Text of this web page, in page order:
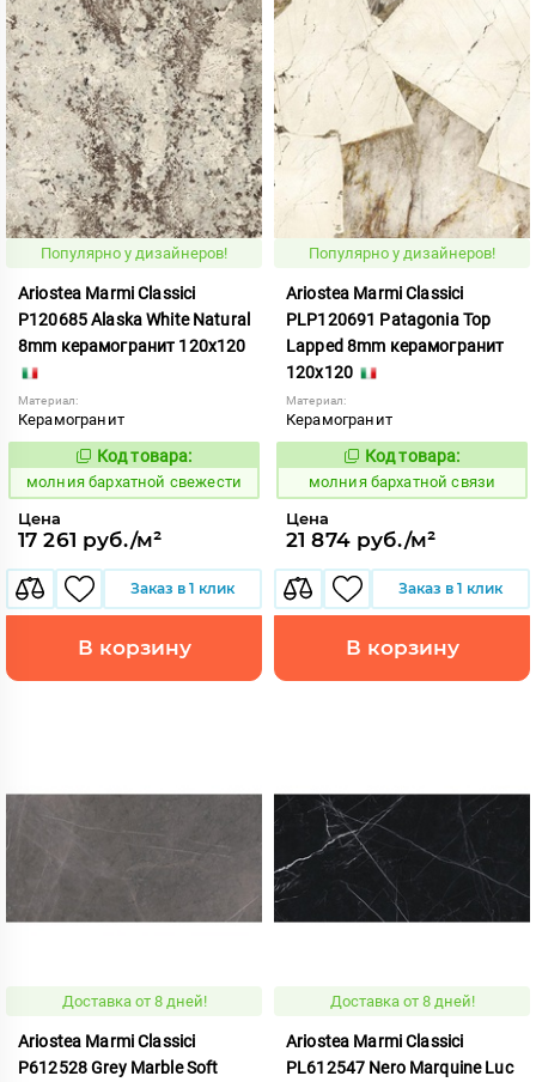
Популярно у дизайнеров!
Ariostea Marmi Classici
P120685 Alaska White Natural
8mm керамогранит 120x120
Материал:
Керамогранит
1000458
Код товара:
молния бархатной свежести
Цена
17 261 руб./м²
Заказ в 1 клик
В корзину
Популярно у дизайнеров!
Ariostea Marmi Classici
PLP120691 Patagonia Top
Lapped 8mm керамогранит
120x120
Материал:
Керамогранит
1000461
Код товара:
молния бархатной связи
Цена
21 874 руб./м²
Заказ в 1 клик
В корзину
Доставка от 8 дней!
Ariostea Marmi Classici
P612528 Grey Marble Soft
Доставка от 8 дней!
Ariostea Marmi Classici
PL612547 Nero Marquine Luc